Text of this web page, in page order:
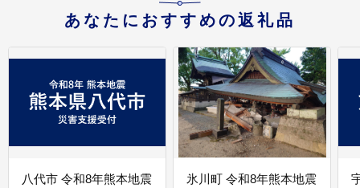
あなたにおすすめの返礼品
八代市 令和8年熊本地震
氷川町 令和8年熊本地震